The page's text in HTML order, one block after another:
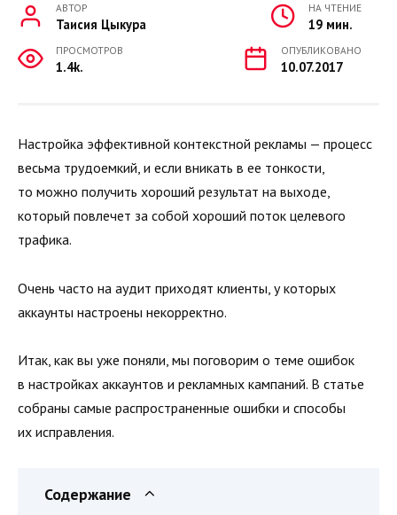
АВТОР
Таисия Цыкура
НА ЧТЕНИЕ
19 мин.
ПРОСМОТРОВ
1.4k.
ОПУБЛИКОВАНО
10.07.2017
Настройка эффективной контекстной рекламы — процесс
весьма трудоемкий, и если вникать в ее тонкости,
то можно получить хороший результат на выходе,
который повлечет за собой хороший поток целевого
трафика.
Очень часто на аудит приходят клиенты, у которых
аккаунты настроены некорректно.
Итак, как вы уже поняли, мы поговорим о теме ошибок
в настройках аккаунтов и рекламных кампаний. В статье
собраны самые распространенные ошибки и способы
их исправления.
Содержание